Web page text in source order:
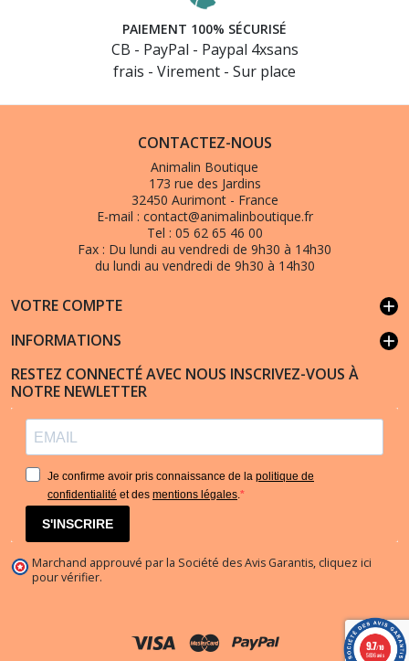
PAIEMENT 100% SÉCURISÉ
CB - PayPal - Paypal 4xsans
frais - Virement - Sur place
CONTACTEZ-NOUS
Animalin Boutique
173 rue des Jardins
32450 Aurimont - France
E-mail : contact@animalinboutique.fr
Tel : 05 62 65 46 00
Fax : Du lundi au vendredi de 9h30 à 14h30
du lundi au vendredi de 9h30 à 14h30
VOTRE COMPTE add
INFORMATIONS add
RESTEZ CONNECTÉ AVEC NOUS INSCRIVEZ-VOUS À
NOTRE NEWLETTER
Je confirme avoir pris connaissance de la politique de
confidentialité et des mentions légales.
S'INSCRIRE
Marchand approuvé par la Société des Avis Garantis, cliquez ici
pour vérifier.
9.7/10
5836 avis